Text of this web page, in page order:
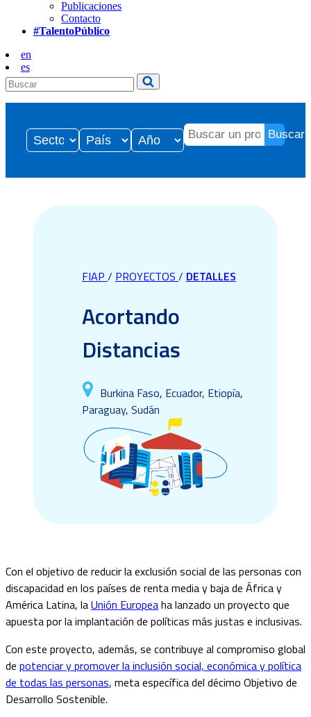
Publicaciones
Contacto
#TalentoPúblico
en
es
Buscar
FIAP / PROYECTOS / DETALLES
Acortando
Distancias
Burkina Faso, Ecuador, Etiopía,
Paraguay, Sudán
Con el objetivo de reducir la exclusión social de las personas con
discapacidad en los países de renta media y baja de África y
América Latina, laUnión Europeaha lanzado un proyecto que
apuesta por la implantación de políticas más justas e inclusivas.
Con este proyecto, además, se contribuye al compromiso global
de potenciar y promover la inclusión social, económica y política
de todas las personas, meta específica del décimo Objetivo de
Desarrollo Sostenible.